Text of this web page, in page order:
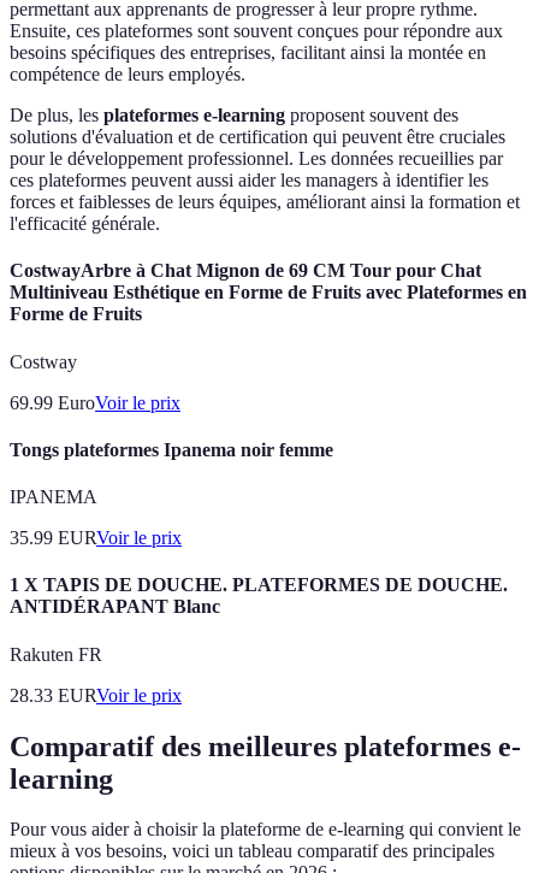
permettant aux apprenants de progresser à leur propre rythme.
Ensuite, ces plateformes sont souvent conçues pour répondre aux
besoins spécifiques des entreprises, facilitant ainsi la montée en
compétence de leurs employés.
De plus, les plateformes e-learning proposent souvent des
solutions d'évaluation et de certification qui peuvent être cruciales
pour le développement professionnel. Les données recueillies par
ces plateformes peuvent aussi aider les managers à identifier les
forces et faiblesses de leurs équipes, améliorant ainsi la formation et
l'efficacité générale.
CostwayArbre à Chat Mignon de 69 CM Tour pour Chat
Multiniveau Esthétique en Forme de Fruits avec Plateformes en
Forme de Fruits
Costway
69.99 EuroVoir le prix
Tongs plateformes Ipanema noir femme
IPANEMA
35.99 EURVoir le prix
1 X TAPIS DE DOUCHE. PLATEFORMES DE DOUCHE.
ANTIDÉRAPANT Blanc
Rakuten FR
28.33 EURVoir le prix
Comparatif des meilleures plateformes e-
learning
Pour vous aider à choisir la plateforme de e-learning qui convient le
mieux à vos besoins, voici un tableau comparatif des principales